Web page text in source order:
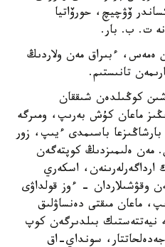
ۆۋچيچ، حورۆاتيا
ت. ب. بار.
ەمەس، ءبىراق مەن ولاردىڭ
تانىستىم.
كوڭىلدەن شىققان
ماعان كۇش بەرىپ، ومىرگە
باسىمدى ءيىپ، زور
مەن ەلىمىزدىڭ كوپتەگەن
اسكەري
وقۋشىلاردان - ءوز قولداۋى
ماعان مىقتى دەنساۋلىق
نيەتتەستىك بىلدىرگەن كوپ
جەدەلحاتتار، سونداي-اق